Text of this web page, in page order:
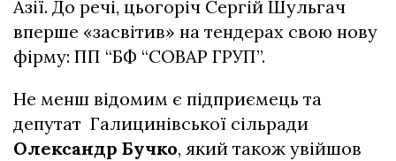
Азії. До речі, цьогоріч Сергій Шульгач
вперше «засвітив» на тендерах свою нову
фірму: ПП “БФ “СОВАР ГРУП”.
Не менш відомим є підприємець та
депутат Галицинівської сільради
Олександр Бучко, який також увійшов